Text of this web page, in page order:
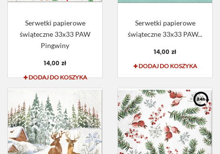
Serwetki papierowe
świąteczne 33x33 PAW
Pingwiny
14,00 zł
DODAJ DO KOSZYKA
Serwetki papierowe
świąteczne 33x33 PAW...
14,00 zł
DODAJ DO KOSZYKA